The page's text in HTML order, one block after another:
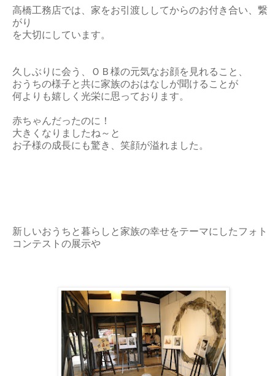
高橋工務店では、家をお引渡ししてからのお付き合い、繋
がり
を大切にしています。
久しぶりに会う、ＯＢ様の元気なお顔を見れること、
おうちの様子と共に家族のおはなしが聞けることが
何よりも嬉しく光栄に思っております。
赤ちゃんだったのに！
大きくなりましたね～と
お子様の成長にも驚き、笑顔が溢れました。
新しいおうちと暮らしと家族の幸せをテーマにしたフォト
コンテストの展示や